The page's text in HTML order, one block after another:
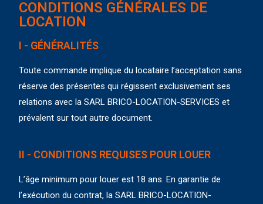
CONDITIONS GÉNÉRALES DE
LOCATION
I - GÉNÉRALITÉS
Toute commande implique du locataire l’acceptation sans
réserve des présentes qui régissent exclusivement ses
relations avec la SARL BRICO-LOCATION-SERVICES et
prévalent sur tout autre document.
II - CONDITIONS REQUISES POUR LOUER
L’âge minimum pour louer est 18 ans. En garantie de
l’exécution du contrat, la SARL BRICO-LOCATION-